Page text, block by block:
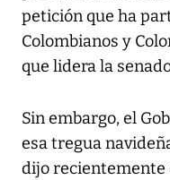
petición que ha
Colombianos y
que lidera la
Sin embargo, el
esa tregua
dijo recientemente